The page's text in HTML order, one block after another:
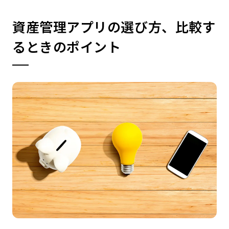
資産管理アプリの選び方、比較す
るときのポイント